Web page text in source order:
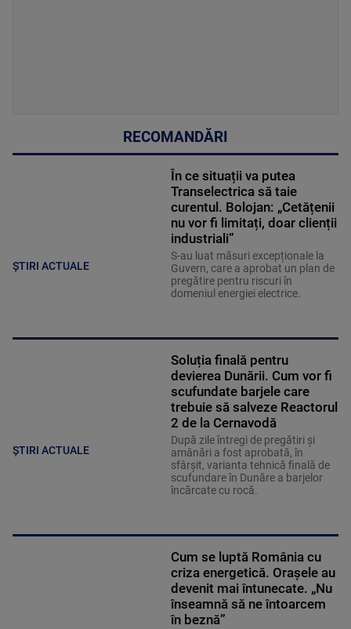
RECOMANDĂRI
ȘTIRI ACTUALE
În ce situații va putea
Transelectrica să taie
curentul. Bolojan: „Cetățenii
nu vor fi limitați, doar clienții
industriali”
S-au luat măsuri excepționale la
Guvern, care a aprobat un plan de
pregătire pentru riscuri în
domeniul energiei electrice.
ȘTIRI ACTUALE
Soluția finală pentru
devierea Dunării. Cum vor fi
scufundate barjele care
trebuie să salveze Reactorul
2 de la Cernavodă
După zile întregi de pregătiri și
amânări a fost aprobată, în
sfârșit, varianta tehnică finală de
scufundare în Dunăre a barjelor
încărcate cu rocă.
Cum se luptă România cu
criza energetică. Orașele au
devenit mai întunecate. „Nu
înseamnă să ne întoarcem
în beznă”